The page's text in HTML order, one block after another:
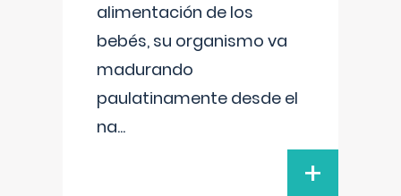
alimentación de los
bebés, su organismo va
madurando
paulatinamente desde el
na...
+